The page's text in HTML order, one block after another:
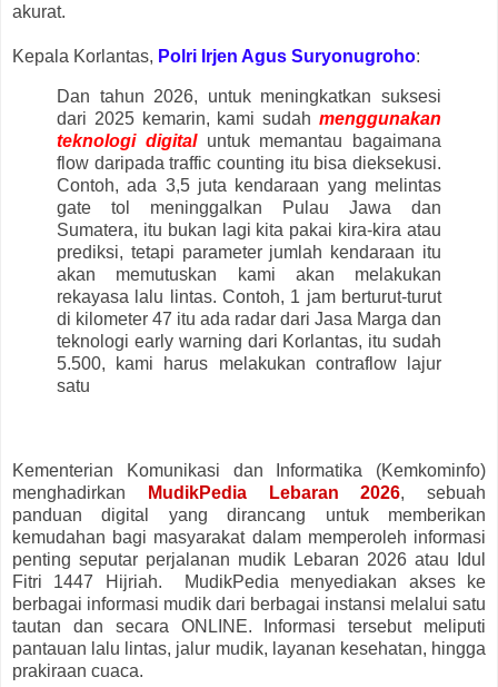
akurat.
Kepala Korlantas, Polri Irjen Agus Suryonugroho:
Dan tahun 2026, untuk meningkatkan suksesi
dari 2025 kemarin, kami sudah menggunakan
teknologi digitaluntuk memantau bagaimana
flow daripada traffic counting itu bisa dieksekusi.
Contoh, ada 3,5 juta kendaraan yang melintas
gate tol meninggalkan Pulau Jawa dan
Sumatera, itu bukan lagi kita pakai kira-kira atau
prediksi, tetapi parameter jumlah kendaraan itu
akan memutuskan kami akan melakukan
rekayasa lalu lintas. Contoh, 1 jam berturut-turut
di kilometer 47 itu ada radar dari Jasa Marga dan
teknologi early warning dari Korlantas, itu sudah
5.500, kami harus melakukan contraflow lajur
satu
Kementerian Komunikasi dan Informatika (Kemkominfo)
menghadirkan
MudikPedia Lebaran 2026, sebuah
panduan digital yang dirancang untuk memberikan
kemudahan bagi masyarakat dalam memperoleh informasi
penting seputar perjalanan mudik Lebaran 2026 atau Idul
Fitri 1447 Hijriah. MudikPedia menyediakan akses ke
berbagai informasi mudik dari berbagai instansi melalui satu
tautan dan secara ONLINE. Informasi tersebut meliputi
pantauan lalu lintas, jalur mudik, layanan kesehatan, hingga
prakiraan cuaca.